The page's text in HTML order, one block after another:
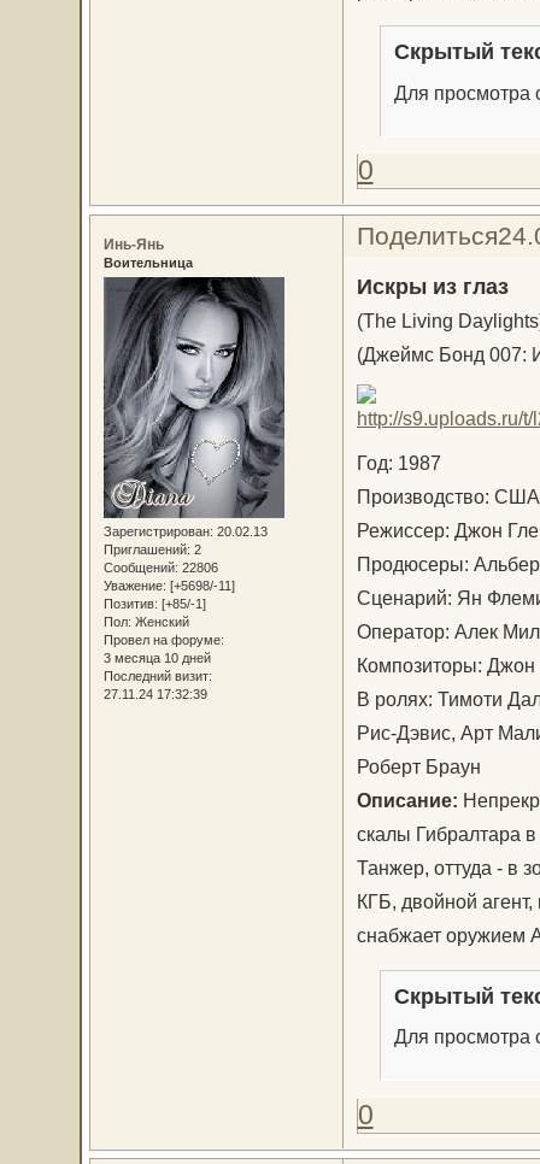
Скрытый
Для просмотра
0
Поделиться
Инь-Янь
Воительница
Зарегистрирован: 20.02.13
Приглашений: 2
Сообщений: 22806
Уважение: [+5698/-11]
Позитив: [+85/-1]
Пол: Женский
Провел на форуме:
3 месяца 10 дней
Последний визит:
27.11.24 17:32:39
Искры из глаз
(The Living
(Джеймс Бонд 007:
Год: 1987
Производство:
Режиссер: Джон
Продюсеры:
Сценарий: Ян
Оператор: Алек
Композиторы:
В ролях: Тимоти
Рис-Дэвис, Арт
Роберт Браун
Описание:
скалы Гибралтара
Танжер, оттуда - в
КГБ, двойной
снабжает оружием
Скрытый
Для просмотра
0